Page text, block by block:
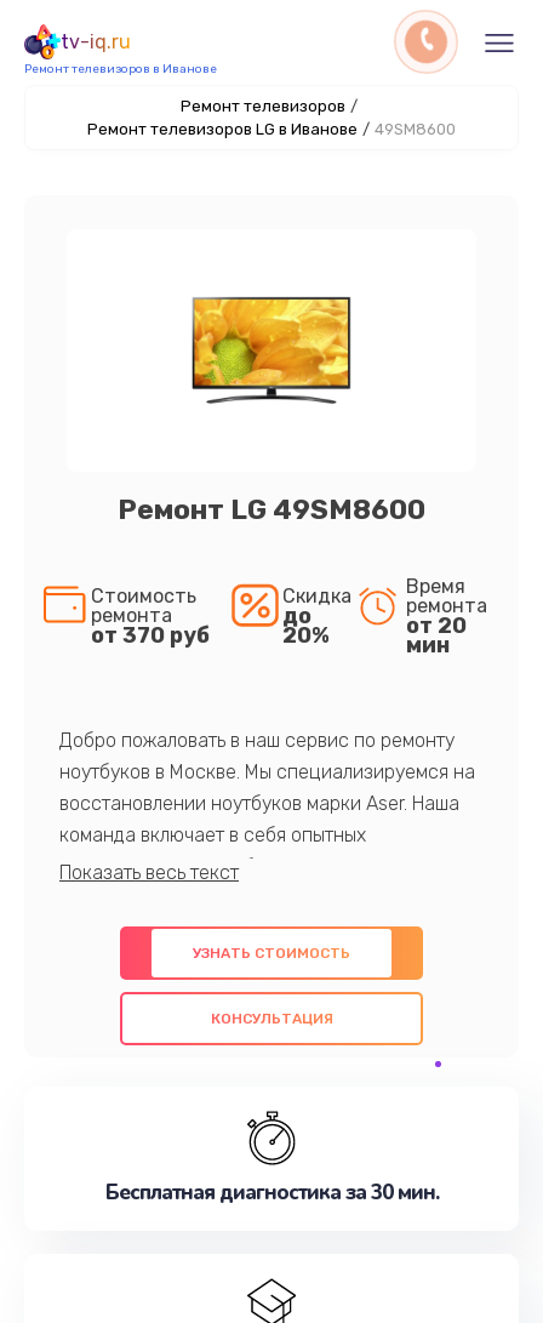
tv-iq.ru
Ремонт телевизоров в Иванове
Ремонт телевизоров /
Ремонт телевизоров LG в Иванове / 49SM8600
Ремонт LG 49SM8600
Стоимость
ремонта
от 370 руб
Скидка
до
20%
Время
ремонта
от 20
мин
Добро пожаловать в наш сервис по ремонту
ноутбуков в Москве. Мы специализируемся на
восстановлении ноутбуков марки Aser. Наша
команда включает в себя опытных
профессионалов с обширными знаниями и
предлагаем быстрый и качественный ремонт с
использованием оригинальных компонентов, а
также гарантируем качество всех
проведенных работ. Наша цель - предоставить
наилучшим образом. Не медлите записаться на
УЗНАТЬ СТОИМОСТЬ
КОНСУЛЬТАЦИЯ
Бесплатная диагностика за 30 мин.